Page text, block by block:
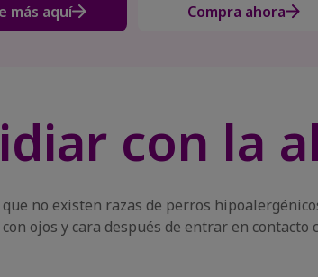
más aquí Compra ahora
con la
no existen razas de perros
ojos y cara después de entrar en